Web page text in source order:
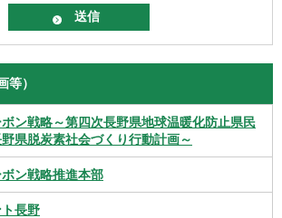
等）
ン戦略～第四次長野県地球温暖化防止県民
県脱炭素社会づくり行動計画～
ン戦略推進本部
長野